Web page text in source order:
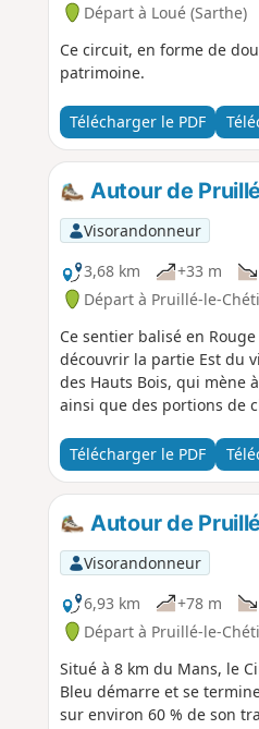
Départ à Loué (Sarthe)
Ce circuit, en forme de
patrimoine.
Télécharger le PDF
Autour de
Visorandonneur
3,68 km
+33 m
Départ à Pruillé-le-
Ce sentier balisé en
découvrir la partie Est du
des Hauts Bois, qui mène
ainsi que des portions de
Télécharger le PDF
Autour de
Visorandonneur
6,93 km
+78 m
Départ à Pruillé-le-
Situé à 8 km du Mans, le
Bleu démarre et se
sur environ 60 % de son